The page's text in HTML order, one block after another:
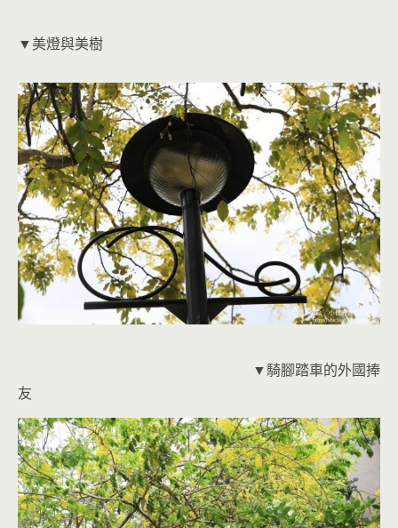
▼美燈與美樹
▼騎腳踏車的外國捧
友